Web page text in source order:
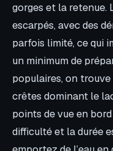
gorges et la retenue.
escarpés, avec des
parfois limité, ce qui
un minimum de
populaires, on
crêtes dominant le
points de vue en
difficulté et la durée